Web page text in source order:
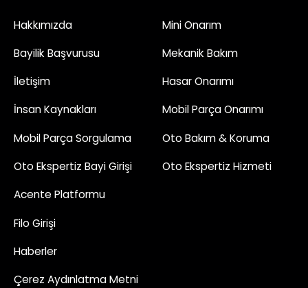
Hakkımızda
Bayilik Başvurusu
İletişim
İnsan Kaynakları
Mobil Parça Sorgulama
Oto Ekspertiz Bayi Girişi
Acente Platformu
Filo Girişi
Haberler
Çerez Aydınlatma Metni
Mini Onarım
Mekanik Bakım
Hasar Onarımı
Mobil Parça Onarımı
Oto Bakım & Koruma
Oto Ekspertiz Hizmeti